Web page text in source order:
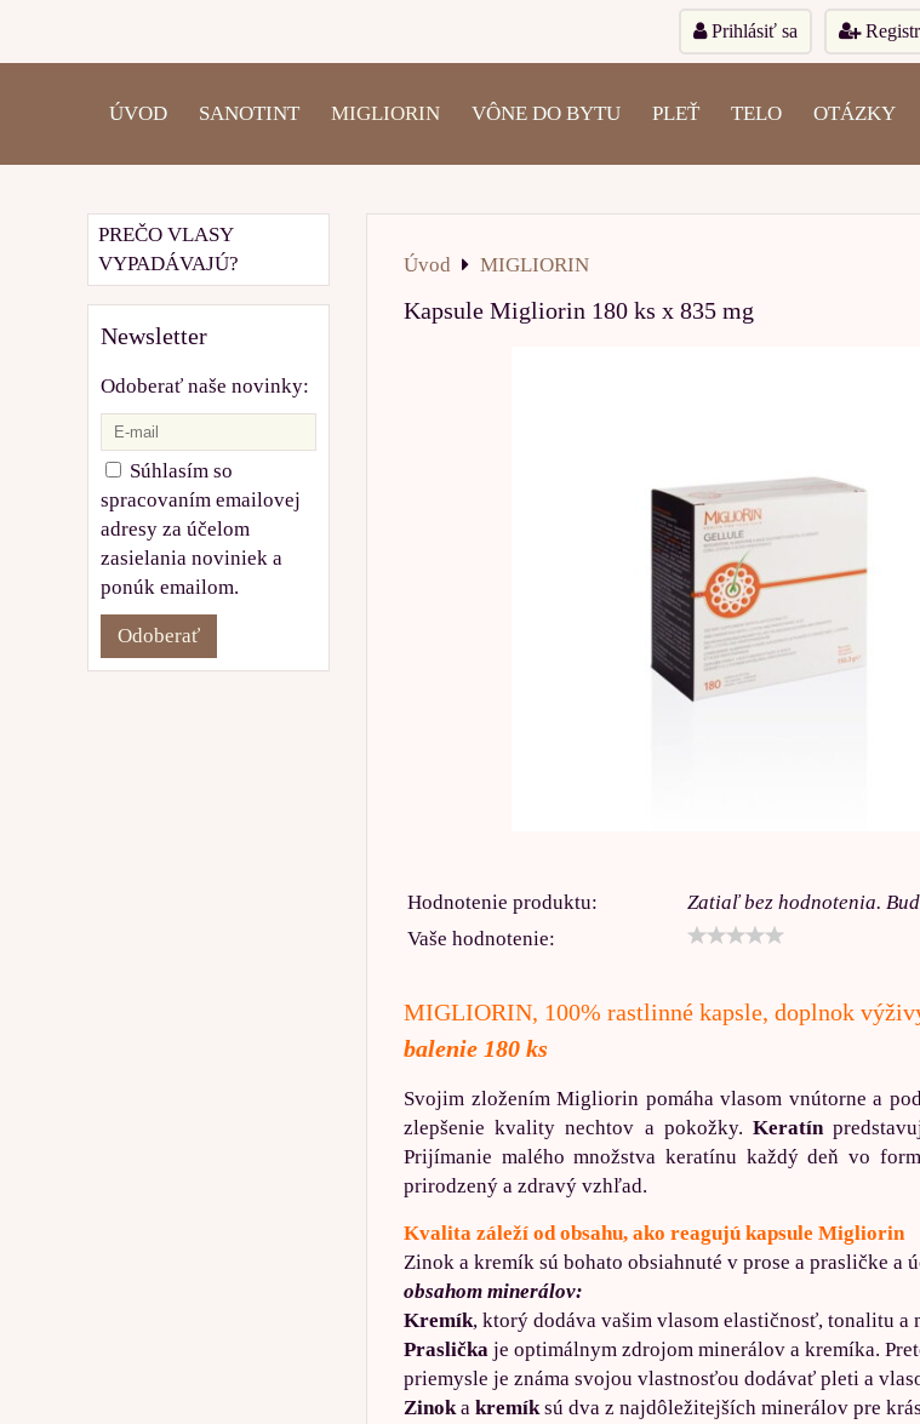
Prihlásiť sa
ÚVOD SANOTINT MIGLIORIN VÔNE DO BYTU PLEŤ TELO OTÁZKY
Úvod MIGLIORIN
Kapsule Migliorin 180 ks x 835 mg
Hodnotenie produktu:
Zatiaľ bez hodnotenia.
Vaše hodnotenie:
MIGLIORIN, 100% rastlinné kapsle, doplnok
balenie 180 ks
Svojim zložením Migliorin pomáha vlasom vnútorne a
zlepšenie kvality nechtov a pokožky. Keratín
Prijímanie malého množstva keratínu každý deň vo
prirodzený a zdravý vzhľad.
Kvalita záleží od obsahu, ako reagujú kapsule Migliorin
Zinok a kremík sú bohato obsiahnuté v prose a prasličke a
obsahom minerálov:
Kremík, ktorý dodáva vašim vlasom elastičnosť, tonalitu a
Praslička je optimálnym zdrojom minerálov a kremíka.
priemysle je známa svojou vlastnosťou dodávať pleti a
Zinoka kremíksú dva z najdôležitejších minerálov pre
PREČO VLASY
VYPADÁVAJÚ?
Newsletter
Odoberať naše novinky:
Súhlasím so
spracovaním emailovej
adresy za účelom
zasielania noviniek a
ponúk emailom.
Odoberať